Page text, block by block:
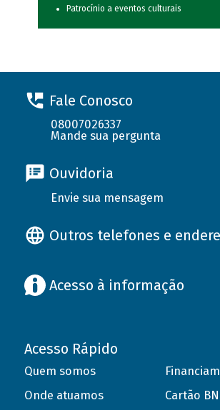
Patrocínio a eventos culturais
Fale Conosco
08007026337
Mande sua pergunta
Ouvidoria
Envie sua mensagem
Outros telefones e
Acesso à informação
Acesso Rápido
Quem somos
Onde atuamos
Cartão